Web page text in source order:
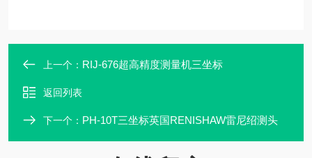
上一个： RIJ-676超高精度测量机三坐标
返回列表
下一个： PH-10T三坐标英国RENISHAW雷尼绍测头